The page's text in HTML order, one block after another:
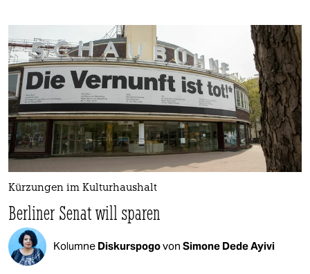
Kürzungen im Kulturhaushalt
Berliner Senat will sparen
Kolumne Diskurspogovon Simone Dede Ayivi